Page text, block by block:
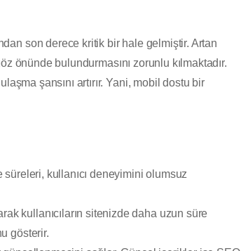
son derece kritik bir hale gelmiştir. Artan
önünde bulundurmasını zorunlu kılmaktadır.
şansını artırır. Yani, mobil dostu bir
kullanıcı deneyimini olumsuz
kullanıcıların sitenizde daha uzun süre
gösterir.